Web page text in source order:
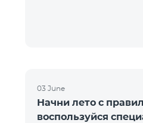
03 June
Начни лето с
воспользуйся